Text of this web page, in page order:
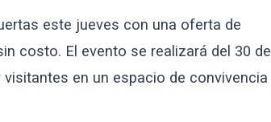
este jueves con una oferta de
costo. El evento se realizará del 30 de
en un espacio de convivencia